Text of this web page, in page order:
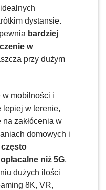
dystansie.
bardziej
w
przy dużym
w mobilności i
w terenie,
zakłócenia w
domowych i
często
niż 5G,
dużych ilości
8K, VR,